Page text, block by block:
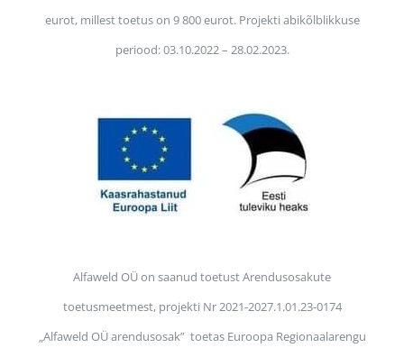
eurot, millest toetus on 9 800 eurot. Projekti abikõlblikkuse
periood: 03.10.2022 – 28.02.2023.
Alfaweld OÜ on saanud toetust Arendusosakute
toetusmeetmest, projekti Nr 2021-2027.1.01.23-0174
„Alfaweld OÜ arendusosak” toetas Euroopa Regionaalarengu